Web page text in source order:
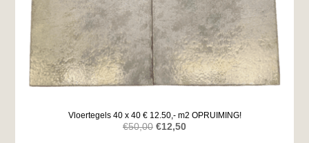
Vloertegels 40 x 40 € 12.50,- m2 OPRUIMING!
€50,00 Oorspronkelijke
€12,50Huidige